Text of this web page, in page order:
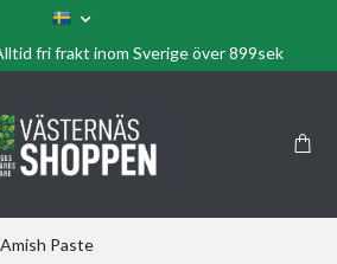
fri frakt inom Sverige över 899sek
Paste